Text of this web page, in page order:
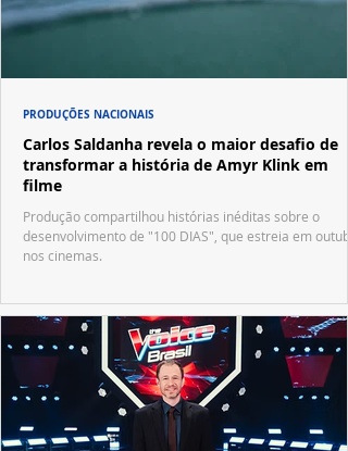
Carlos Saldanha revela o maior desafio de
transformar a história de Amyr Klink em
filme
Produção compartilhou histórias inéditas sobre o
desenvolvimento de "100 DIAS", que estreia em
nos cinemas.
PRODUÇÕES NACIONAIS